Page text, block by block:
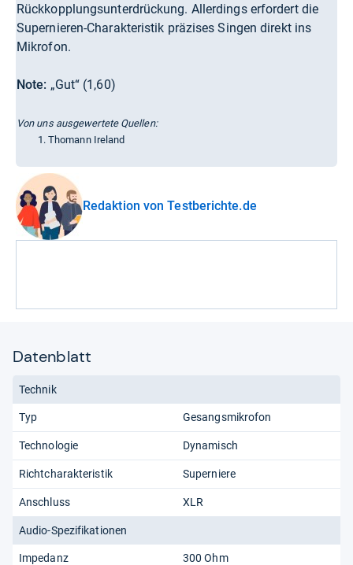
Rückkopplungsunterdrückung. Allerdings erfordert die
Supernieren-Charakteristik präzises Singen direkt ins
Mikrofon.
Note: „Gut“ (1,60)
Von uns ausgewertete Quellen:
Thomann Ireland
Redaktion von Testberichte.de
Datenblatt
Technik
Typ Gesangsmikrofon
Technologie Dynamisch
Richtcharakteristik Superniere
Anschluss XLR
Audio-Spezifikationen
Impedanz 300 Ohm